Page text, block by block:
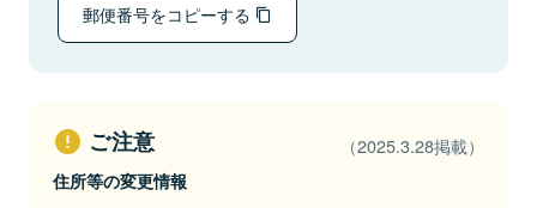
郵便番号をコピーする
ご注意 （2025.3.28掲載）
住所等の変更情報